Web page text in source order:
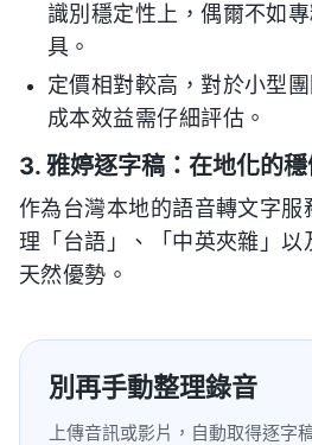
識別穩定性上，偶爾不如
具。
定價相對較高，對於小型
成本效益需仔細評估。
3. 雅婷逐字稿：在地化的
作為台灣本地的語音轉文字服
理「台語」、「中英夾雜」以
天然優勢。
別再手動整理錄音
上傳音訊或影片，自動取得逐字